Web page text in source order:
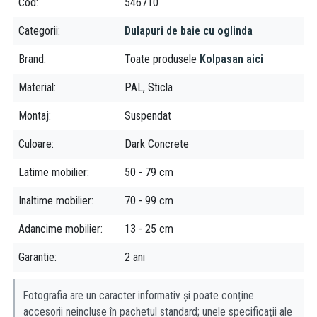
Designul modern oferă un aspect elegant și contemporan.
Dimensiunile compacte îl fac potrivit pentru orice spațiu.
Oglinda oferă o imagine clară și strălucitoare.
Categorii Dulapuri de baie cu oglinda
Brand Toate produsele Kolpasan aici
Material PAL, Sticla
Montaj Suspendat
Culoare Dark Concrete
Latime mobilier 50 - 79 cm
Inaltime mobilier 70 - 99 cm
Adancime mobilier 13 - 25 cm
Garantie 2 ani
Fotografia are un caracter informativ și poate conține
accesorii neincluse în pachetul standard; unele specificații ale